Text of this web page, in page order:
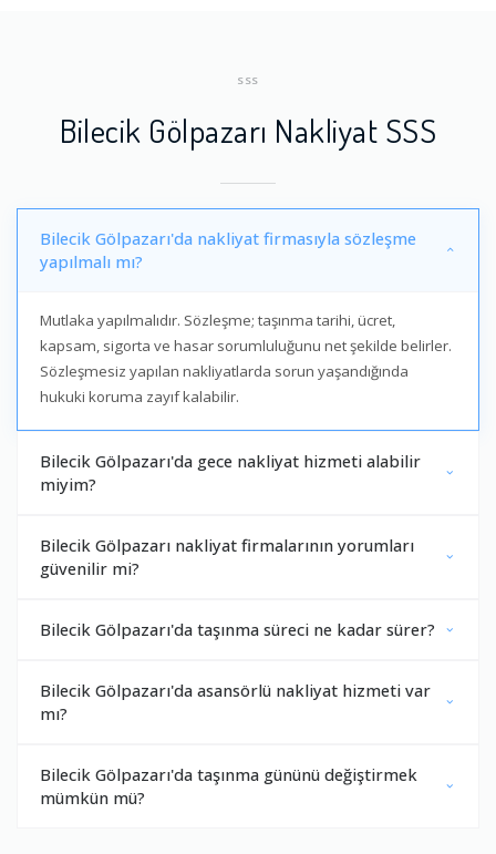
SSS
Bilecik Gölpazarı Nakliyat SSS
Bilecik Gölpazarı'da nakliyat firmasıyla sözleşme
yapılmalı mı?
Mutlaka yapılmalıdır. Sözleşme; taşınma tarihi, ücret,
kapsam, sigorta ve hasar sorumluluğunu net şekilde belirler.
Sözleşmesiz yapılan nakliyatlarda sorun yaşandığında
hukuki koruma zayıf kalabilir.
Bilecik Gölpazarı'da gece nakliyat hizmeti alabilir
miyim?
Bilecik Gölpazarı nakliyat firmalarının yorumları
güvenilir mi?
Bilecik Gölpazarı'da taşınma süreci ne kadar sürer?
Bilecik Gölpazarı'da asansörlü nakliyat hizmeti var
mı?
Bilecik Gölpazarı'da taşınma gününü değiştirmek
mümkün mü?